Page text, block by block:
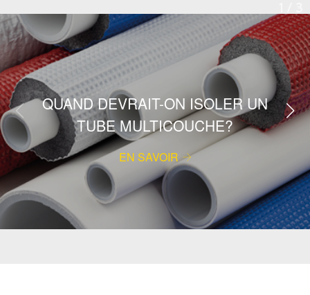
QUAND DEVRAIT-ON ISOLER UN
TUBE MULTICOUCHE?
EN SAVOIR